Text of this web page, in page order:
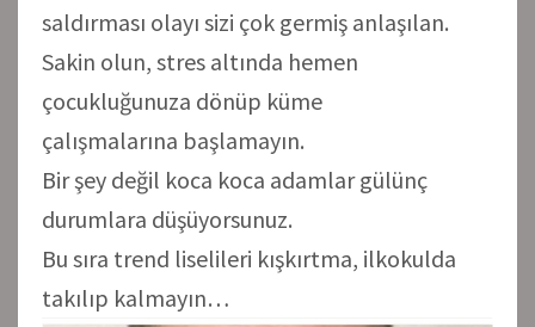
saldırması olayı sizi çok germiş anlaşılan.
Sakin olun, stres altında hemen
çocukluğunuza dönüp küme
çalışmalarına başlamayın.
Bir şey değil koca koca adamlar gülünç
durumlara düşüyorsunuz.
Bu sıra trend liselileri kışkırtma, ilkokulda
takılıp kalmayın…